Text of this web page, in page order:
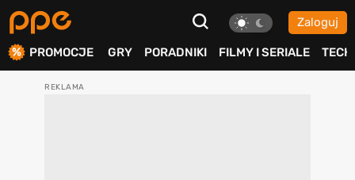
Zaloguj
PROMOCJE GRY PORADNIKI FILMY I SERIALE TECH